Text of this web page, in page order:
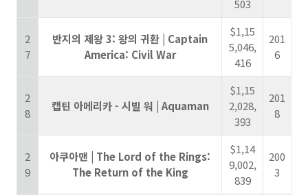
503
2
7
반지의 제왕 3: 왕의 귀환 | Captain
America: Civil War
$1,15
5,046,
416
201
6
2
8
캡틴 아메리카 - 시빌 워 | Aquaman
$1,15
2,028,
393
201
8
2
9
아쿠아맨 | The Lord of the Rings:
The Return of the King
$1,14
9,002,
839
200
3